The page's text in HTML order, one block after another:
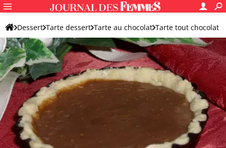
Dessert Tarte dessert Tarte au chocolat Tarte tout chocolat